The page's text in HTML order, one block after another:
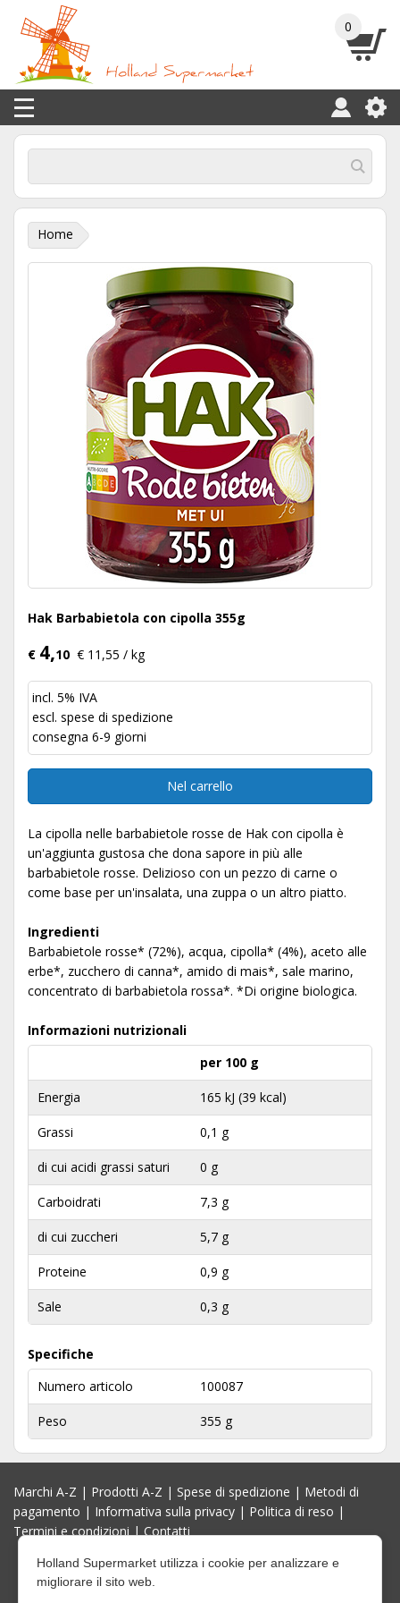
0
Home
Hak Barbabietola con cipolla 355g
€ 4,10 € 11,55 / kg
incl. 5% IVA
escl. spese di spedizione
consegna 6-9 giorni
Nel carrello
La cipolla nelle barbabietole rosse de Hak con cipolla è
un'aggiunta gustosa che dona sapore in più alle
barbabietole rosse. Delizioso con un pezzo di carne o
come base per un'insalata, una zuppa o un altro piatto.
Ingredienti
Barbabietole rosse* (72%), acqua, cipolla* (4%), aceto alle
erbe*, zucchero di canna*, amido di mais*, sale marino,
concentrato di barbabietola rossa*. *Di origine biologica.
Informazioni nutrizionali
per 100 g
Energia 165 kJ (39 kcal)
Grassi 0,1 g
di cui acidi grassi saturi 0 g
Carboidrati 7,3 g
di cui zuccheri 5,7 g
Proteine 0,9 g
Sale 0,3 g
Specifiche
Numero articolo
100087
Peso 355 g
Marchi A-Z | Prodotti A-Z | Spese di spedizione | Metodi di
pagamento | Informativa sulla privacy | Politica di reso |
Termini e condizioni|Contatti
Holland Supermarket utilizza i cookie per analizzare e
migliorare il sito web.